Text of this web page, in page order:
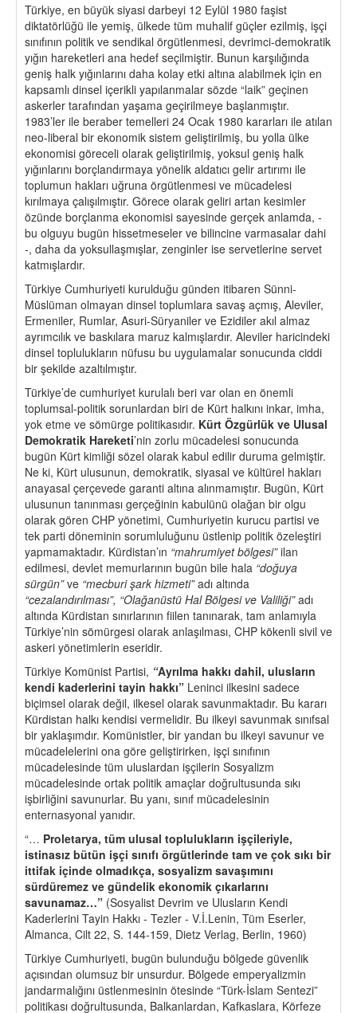
Türkiye, en büyük siyasi darbeyi 12 Eylül 1980 faşist
diktatörlüğü ile yemiş, ülkede tüm muhalif güçler ezilmiş, işçi
sınıfının politik ve sendikal örgütlenmesi, devrimci-demokratik
yığın hareketleri ana hedef seçilmiştir. Bunun karşılığında
geniş halk yığınlarını daha kolay etki altına alabilmek için en
kapsamlı dinsel içerikli yapılanmalar sözde “laik” geçinen
askerler tarafından yaşama geçirilmeye başlanmıştır.
1983’ler ile beraber temelleri 24 Ocak 1980 kararları ile atılan
neo-liberal bir ekonomik sistem geliştirilmiş, bu yolla ülke
ekonomisi göreceli olarak geliştirilmiş, yoksul geniş halk
yığınlarını borçlandırmaya yönelik aldatıcı gelir artırımı ile
toplumun hakları uğruna örgütlenmesi ve mücadelesi
kırılmaya çalışılmıştır. Görece olarak geliri artan kesimler
özünde borçlanma ekonomisi sayesinde gerçek anlamda, -
bu olguyu bugün hissetmeseler ve bilincine varmasalar dahi
-, daha da yoksullaşmışlar, zenginler ise servetlerine servet
katmışlardır.
Türkiye Cumhuriyeti kurulduğu günden itibaren Sünni-
Müslüman olmayan dinsel toplumlara savaş açmış, Aleviler,
Ermeniler, Rumlar, Asuri-Süryaniler ve Ezidiler akıl almaz
ayrımcılık ve baskılara maruz kalmışlardır. Aleviler haricindeki
dinsel toplulukların nüfusu bu uygulamalar sonucunda ciddi
bir şekilde azaltılmıştır.
Türkiye’de cumhuriyet kurulalı beri var olan en önemli
toplumsal-politik sorunlardan biri de Kürt halkını inkar, imha,
yok etme ve sömürge politikasıdır. Kürt Özgürlük ve Ulusal
Demokratik Hareketi’nin zorlu mücadelesi sonucunda
bugün Kürt kimliği sözel olarak kabul edilir duruma gelmiştir.
Ne ki, Kürt ulusunun, demokratik, siyasal ve kültürel hakları
anayasal çerçevede garanti altına alınmamıştır. Bugün, Kürt
ulusunun tanınması gerçeğinin kabulünü olağan bir olgu
olarak gören CHP yönetimi, Cumhuriyetin kurucu partisi ve
tek parti döneminin sorumluluğunu üstlenip politik özeleştiri
yapmamaktadır. Kürdistan’ın “mahrumiyet bölgesi”ilan
edilmesi, devlet memurlarının bugün bile hala “doğuya
sürgün”ve “mecburi şark hizmeti”adı altında
“cezalandırılması”, “Olağanüstü Hal Bölgesi ve Valiliği”adı
altında Kürdistan sınırlarının fiilen tanınarak, tam anlamıyla
Türkiye’nin sömürgesi olarak anlaşılması, CHP kökenli sivil ve
askeri yönetimlerin eseridir.
Türkiye Komünist Partisi, “Ayrılma hakkı dahil, ulusların
kendi kaderlerini tayin hakkı” Leninci ilkesini sadece
biçimsel olarak değil, ilkesel olarak savunmaktadır. Bu kararı
Kürdistan halkı kendisi vermelidir. Bu ilkeyi savunmak sınıfsal
bir yaklaşımdır. Komünistler, bir yandan bu ilkeyi savunur ve
mücadelelerini ona göre geliştirirken, işçi sınıfının
mücadelesinde tüm uluslardan işçilerin Sosyalizm
mücadelesinde ortak politik amaçlar doğrultusunda sıkı
işbirliğini savunurlar. Bu yanı, sınıf mücadelesinin
enternasyonal yanıdır.
“… Proletarya, tüm ulusal toplulukların işçileriyle,
istinasız bütün işçi sınıfı örgütlerinde tam ve çok sıkı bir
ittifak içinde olmadıkça, sosyalizm savaşımını
sürdüremez ve gündelik ekonomik çıkarlarını
savunamaz…” (Sosyalist Devrim ve Ulusların Kendi
Kaderlerini Tayin Hakkı - Tezler - V.İ.Lenin, Tüm Eserler,
Almanca, Cilt 22, S. 144-159, Dietz Verlag, Berlin, 1960)
Türkiye Cumhuriyeti, bugün bulunduğu bölgede güvenlik
açısından olumsuz bir unsurdur. Bölgede emperyalizmin
jandarmalığını üstlenmesinin ötesinde “Türk-İslam Sentezi”
politikası doğrultusunda, Balkanlardan, Kafkaslara, Körfeze